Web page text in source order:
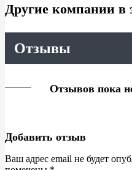
Другие компании в
Отзывы
Отзывов пока
Добавить отзыв
Ваш адрес email не будет